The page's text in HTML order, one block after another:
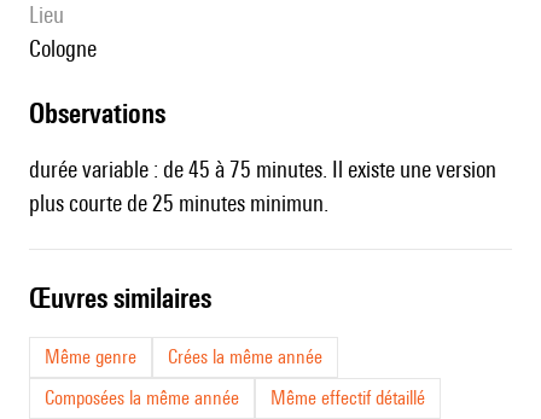
lieu
Cologne
observations
durée variable : de 45 à 75 minutes. Il existe une version
plus courte de 25 minutes minimun.
œuvres similaires
Même genre
Crées la même année
Composées la même année
Même effectif détaillé